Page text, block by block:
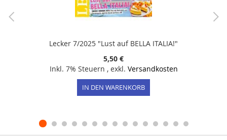
Lecker 7/2025 "Lust auf BELLA ITALIA!"
5,50 €
Inkl. 7% Steuern , exkl. Versandkosten
IN DEN WARENKORB